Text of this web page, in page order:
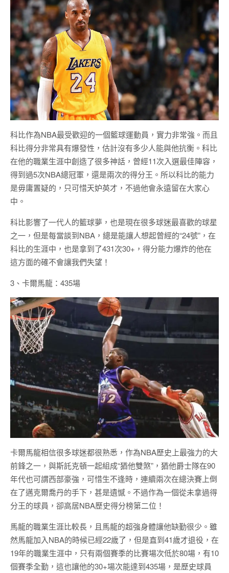
科比作為NBA最受歡迎的一個籃球運動員，實力非常強。而且
科比得分非常具有爆發性，估計沒有多少人能與他抗衡。科比
在他的職業生涯中創造了很多神話，曾經11次入選最佳陣容，
得到過5次NBA總冠軍，還是兩次的得分王。所以科比的能力
是毋庸置疑的，只可惜天妒英才，不過他會永遠留在大家心
中。
科比影響了一代人的籃球夢，也是現在很多球迷最喜歡的球星
之一，但是每當談到NBA，總是能讓人想起曾經的“24號”，在
科比的生涯中，也是拿到了431次30+，得分能力爆炸的他在
這方面的確不會讓我們失望！
3、卡爾馬龍：435場
卡爾馬龍相信很多球迷都很熟悉，作為NBA歷史上最強力的大
前鋒之一，與斯託克頓一起組成“猶他雙煞”，猶他爵士隊在90
年代也可謂西部豪強，可惜生不逢時，連續兩次在總決賽上倒
在了邁克爾喬丹的手下，甚是遺憾。不過作為一個從未拿過得
分王的球員，卻高居NBA歷史得分榜第二位！
馬龍的職業生涯比較長，且馬龍的超強身體讓他缺勤很少。雖
然馬龍加入NBA的時候已經22歲了，但是直到41歲才退役，在
19年的職業生涯中，只有兩個賽季的比賽場次低於80場，有10
個賽季全勤，這也讓他的30+場次能達到435場，是歷史球員